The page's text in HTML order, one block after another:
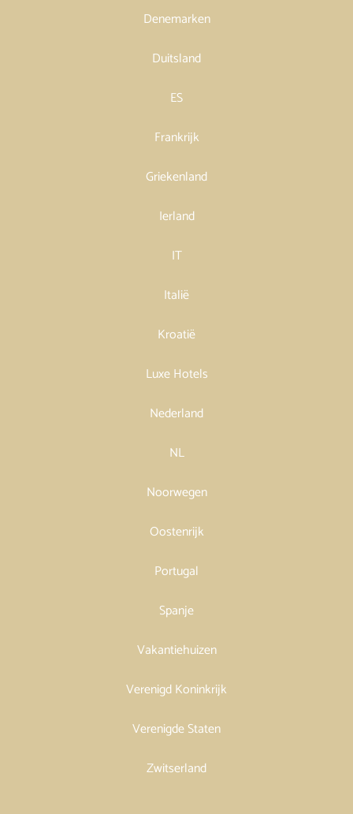
Denemarken
Duitsland
ES
Frankrijk
Griekenland
Ierland
IT
Italië
Kroatië
Luxe Hotels
Nederland
NL
Noorwegen
Oostenrijk
Portugal
Spanje
Vakantiehuizen
Verenigd Koninkrijk
Verenigde Staten
Zwitserland